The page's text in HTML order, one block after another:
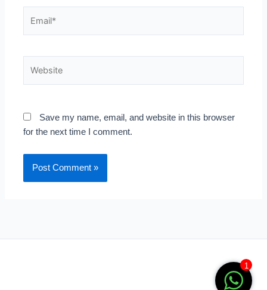
Save my name, email, and website in this browser
for the next time I comment.
1